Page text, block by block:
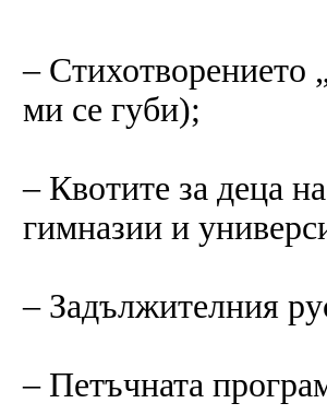
‒ Стихотворението
ми се губи);
‒ Квотите за деца
гимназии и
‒ Задължителния
‒ Петъчната